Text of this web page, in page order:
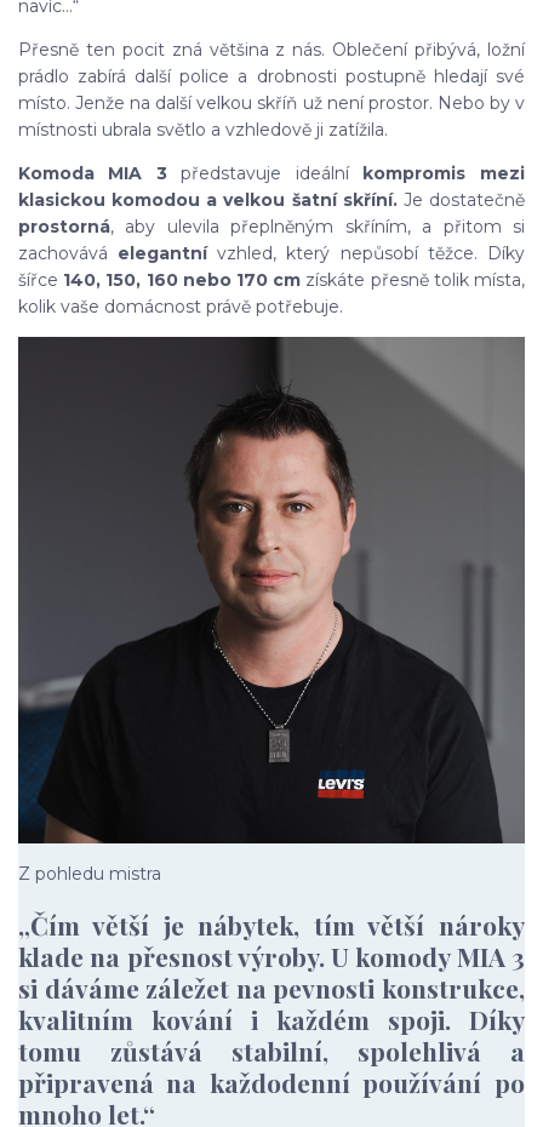
navíc…“
Přesně ten pocit zná většina z nás. Oblečení přibývá, ložní
prádlo zabírá další police a drobnosti postupně hledají své
místo. Jenže na další velkou skříň už není prostor. Nebo by v
místnosti ubrala světlo a vzhledově ji zatížila.
Komoda MIA 3představuje ideálníkompromis mezi
klasickou komodou a velkou šatní skříní.Je dostatečně
prostorná, aby ulevila přeplněným skříním, a přitom si
zachovává elegantnívzhled, který nepůsobí těžce. Díky
šířce 140, 150, 160 nebo 170 cm získáte přesně tolik místa,
kolik vaše domácnost právě potřebuje.
Z pohledu mistra
„Čím větší je nábytek, tím větší nároky
klade na přesnost výroby. U komody MIA 3
si dáváme záležet na pevnosti konstrukce,
kvalitním kování i každém spoji. Díky
tomu zůstává stabilní, spolehlivá a
připravená na každodenní používání po
mnoho let.“